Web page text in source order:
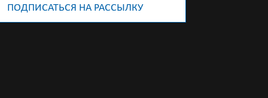
ПОДПИСАТЬСЯ НА РАССЫЛКУ